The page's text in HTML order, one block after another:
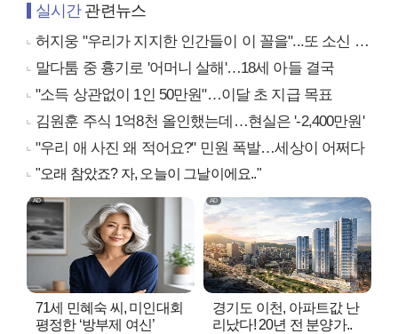
실시간관련뉴스
허지웅 "우리가 지지한 인간들이 이 꼴을"...또 소신 발언
말다툼 중 흉기로 '어머니 살해'…18세 아들 결국
"소득 상관없이 1인 50만원"…이달 초 지급 목표
김원훈 주식 1억8천 올인했는데…현실은 '-2,400만원'
"우리 애 사진 왜 적어요?" 민원 폭발…세상이 어쩌다
"오래 참았죠? 자, 오늘이 그날이에요.."
71세 민혜숙 씨, 미인대회
평정한 ‘방부제 여신’
경기도 이천, 아파트값 난
리났다! 20년 전 분양가..